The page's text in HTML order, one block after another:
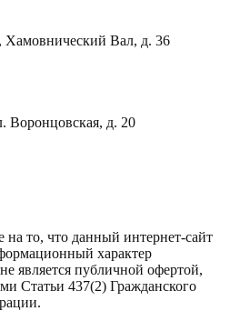
Хамовнический Вал, д. 36
Воронцовская, д. 20
то, что данный интернет-сайт
характер
является публичной офертой,
Статьи 437(2) Гражданского